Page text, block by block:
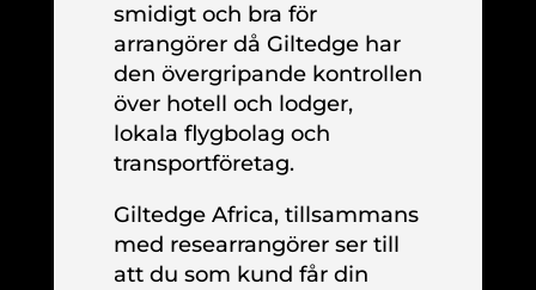
smidigt och bra för
arrangörer då Giltedge har
den övergripande kontrollen
över hotell och lodger,
lokala flygbolag och
transportföretag.
Giltedge Africa, tillsammans
med researrangörer ser till
att du som kund får din